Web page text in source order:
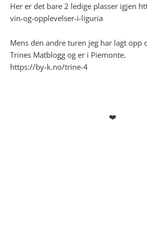
Her er det bare 2 ledige plasser igjen
vin-og-opplevelser-i-liguria
Mens den andre turen jeg har lagt opp
Trines Matblogg og er i Piemonte.
https://by-k.no/trine-4
❤️